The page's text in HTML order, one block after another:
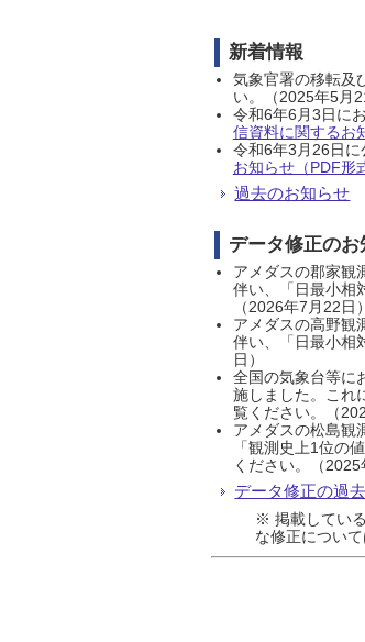
新着情報
気象官署の移転及
い。（2025年5月
令和6年6月3日に
信資料に関するお
令和6年3月26日
お知らせ（PDF形
過去のお知らせ
データ修正のお
アメダスの郡家観
伴い、「日最小相
（2026年7月22日）
アメダスの高野観
伴い、「日最小相
日）
全国の気象台等に
施しました。これ
覧ください。（
アメダスの松島観
「観測史上1位の
ください。（2025
データ修正の過
※ 掲載してい
な修正につい